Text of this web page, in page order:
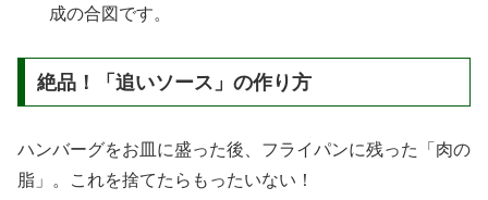
成の合図です。
絶品！「追いソース」の作り方
ハンバーグをお皿に盛った後、フライパンに残った「肉の
脂」。これを捨てたらもったいない！